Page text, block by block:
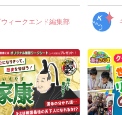
ィークエンド編集部